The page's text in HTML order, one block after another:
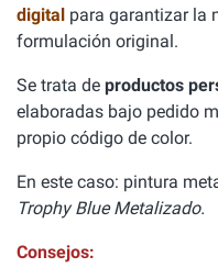
digital para garantizar la
formulación original.
Se trata de productos
elaboradas bajo pedido
propio código de color.
En este caso: pintura
Trophy Blue Metalizado.
Consejos: